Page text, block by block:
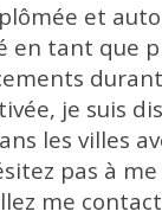
et
en tant que
je suis
les villes
pas à
me